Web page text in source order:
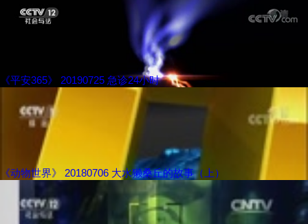
《平安365》 20190725 急诊24小时
《动物世界》 20180706 大水獭桑丘的故事（上）